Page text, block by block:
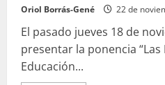
Oriol Borrás-Gené 22 de
El pasado jueves 18 de
presentar la ponencia “Las
Educación...